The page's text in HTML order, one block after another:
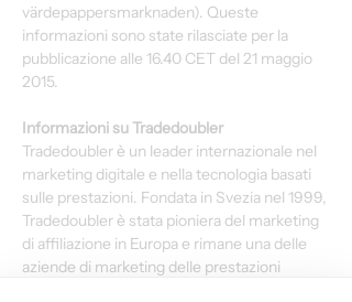
värdepappersmarknaden). Queste
informazioni sono state rilasciate per la
pubblicazione alle 16.40 CET del 21 maggio
2015.
Informazioni su Tradedoubler
Tradedoubler è un leader internazionale nel
marketing digitale e nella tecnologia basati
sulle prestazioni. Fondata in Svezia nel 1999,
Tradedoubler è stata pioniera del marketing
di affiliazione in Europa e rimane una delle
aziende di marketing delle prestazioni